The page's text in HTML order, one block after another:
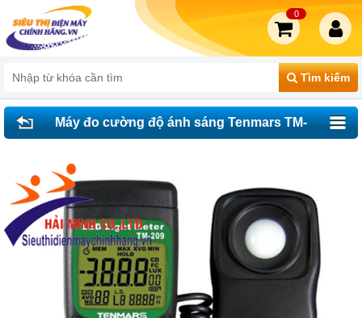
Tìm kiếm
0
Máy đo cường độ ánh sáng Tenmars TM-